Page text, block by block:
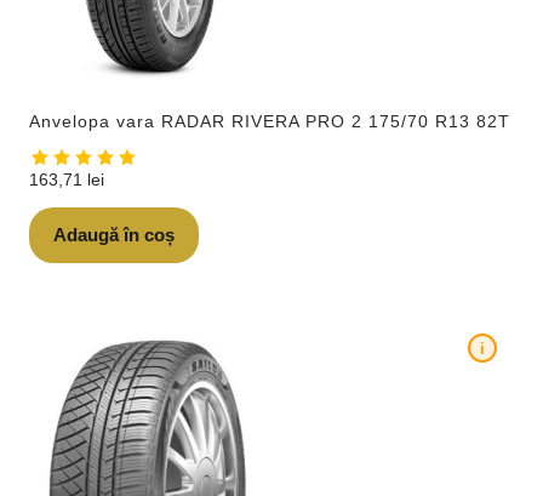
Anvelopa vara RADAR RIVERA PRO 2 175/70 R13 82T
163,71 lei
Adaugă în coș
i